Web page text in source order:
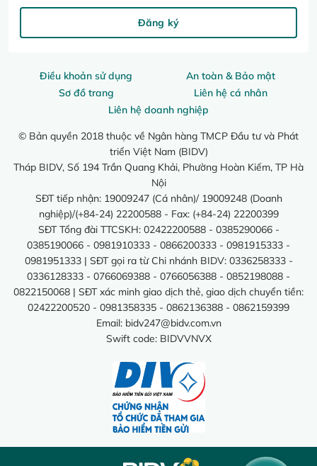
Điều khoản sử dụng
An toàn & Bảo mật
Sơ đồ trang
Liên hệ cá nhân
Liên hệ doanh nghiệp
© Bản quyền 2018 thuộc về Ngân hàng TMCP Đầu tư và Phát
triển Việt Nam (BIDV)
Tháp BIDV, Số 194 Trần Quang Khải, Phường Hoàn Kiếm, TP Hà
Nội
SĐT tiếp nhận: 19009247 (Cá nhân)/ 19009248 (Doanh
nghiệp)/(+84-24) 22200588 - Fax: (+84-24) 22200399
SĐT Tổng đài TTCSKH: 02422200588 - 0385290066 -
0385190066 - 0981910333 - 0866200333 - 0981915333 -
0981951333 | SĐT gọi ra từ Chi nhánh BIDV: 0336258333 -
0336128333 - 0766069388 - 0766056388 - 0852198088 -
0822150068 | SĐT xác minh giao dịch thẻ, giao dịch chuyển tiền:
02422200520 - 0981358335 - 0862136388 - 0862159399
Email: bidv247@bidv.com.vn
Swift code: BIDVVNVX
Đăng ký